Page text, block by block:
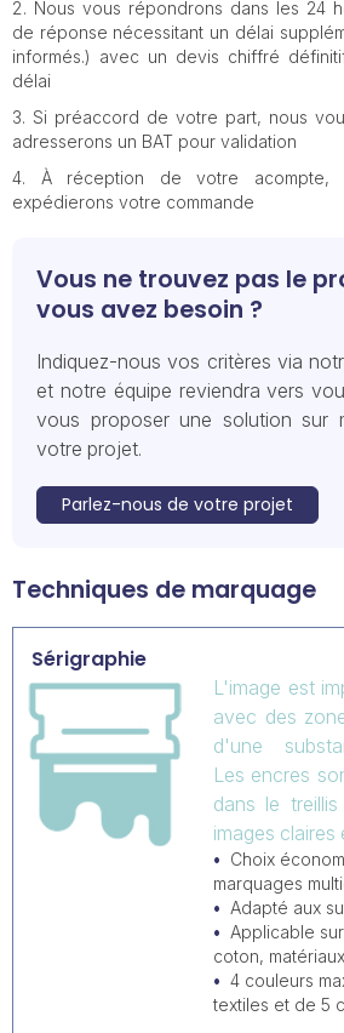
Nous vous répondrons dans les 24
de réponse nécessitant un délai
informés.) avec un devis chiffré
délai
Si préaccord de votre part, nous
adresserons un BAT pour validation
À réception de votre acompte,
expédierons votre commande
Vous ne trouvez pas le
vous avez besoin ?
Indiquez-nous vos critères via
et notre équipe reviendra vers
vous proposer une solution sur
votre projet.
Parlez-nous de votre projet
Techniques de marquage
Sérigraphie
L'image est
avec des
d'une
Les encres
dans le
images claires
Choix
marquages
Adapté aux
Applicable
coton,
4 couleurs
textiles et de 5